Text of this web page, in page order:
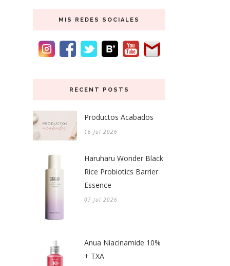
MIS REDES SOCIALES
RECENT POSTS
Productos Acabados
16 Jul 2026
Haruharu Wonder Black
Rice Probiotics Barrier
Essence
07 Jul 2026
Anua Niacinamide 10%
+ TXA